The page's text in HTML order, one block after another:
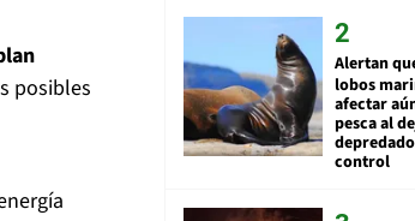
posibles
Alertan
lobos
afectar
pesca al
control